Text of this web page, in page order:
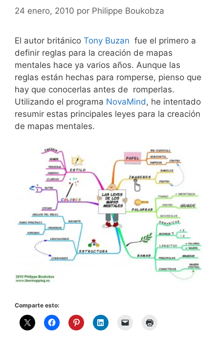
24 enero, 2010 por Philippe Boukobza
El autor británico Tony Buzan fue el primero a
definir reglas para la creación de mapas
mentales hace ya varios años. Aunque las
reglas están hechas para romperse, pienso que
hay que conocerlas antes de romperlas.
Utilizando el programa NovaMind, he intentado
resumir estas principales leyes para la creación
de mapas mentales.
Comparte esto: